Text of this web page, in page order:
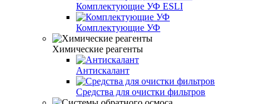
Комплектующие УФ ESLI
Комплектующие УФ
Химические реагенты
Антискалант
Средства для очистки фильтров